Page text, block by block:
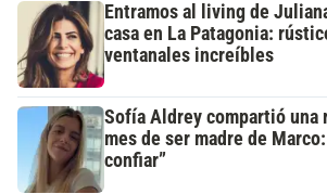
Entramos al living de
casa en La Patagonia:
ventanales increíbles
Sofía Aldrey compartió una
mes de ser madre de
confiar”